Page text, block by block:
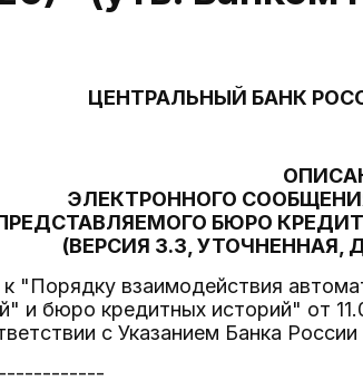
ЦЕНТРАЛЬНЫЙ БАНК
ЭЛЕКТРОННОГО
БЮРО
(ВЕРСИЯ 3.3, УТОЧНЕННАЯ,
"Порядку взаимодействия
и бюро кредитных историй" от
с Указанием Банка